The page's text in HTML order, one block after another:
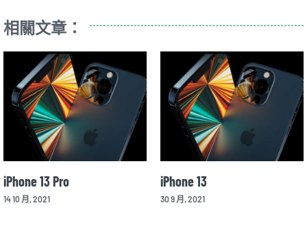
相關文章：
Sony Xperia 1 II
25 3 月, 2020